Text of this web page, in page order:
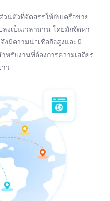
นตัวที่จัดสรรให้กับเครือข่าย
งเป็นเวลานาน โดยมักจัดหา
งมีความน่าเชื่อถือสูงและมี
หรับงานที่ต้องการความเสถียร
ว